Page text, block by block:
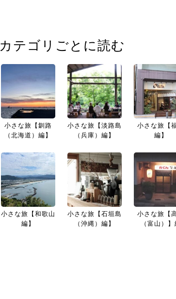
カテゴリごとに読む
小さな旅【釧路
（北海道）編】
小さな旅【淡路島
（兵庫）編】
小さな旅【
編】
小さな旅【和歌山
編】
小さな旅【石垣島
（沖縄）編】
小さな旅【
（富山）】